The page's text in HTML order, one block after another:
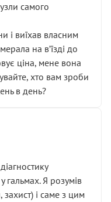
самого
і виїхав власним
на вʼїзді до
ціна, мене вона
хто вам зроби
в день?
гальмах. Я розумів
і саме з цим